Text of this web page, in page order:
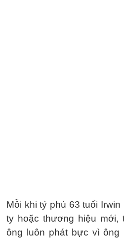
Mỗi khi tỷ phú 63 tuổi
ty hoặc thương hiệu mới,
ông luôn phát bực vì ông